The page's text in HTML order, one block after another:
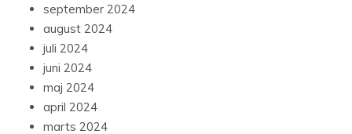
september 2024
august 2024
juli 2024
juni 2024
maj 2024
april 2024
marts 2024